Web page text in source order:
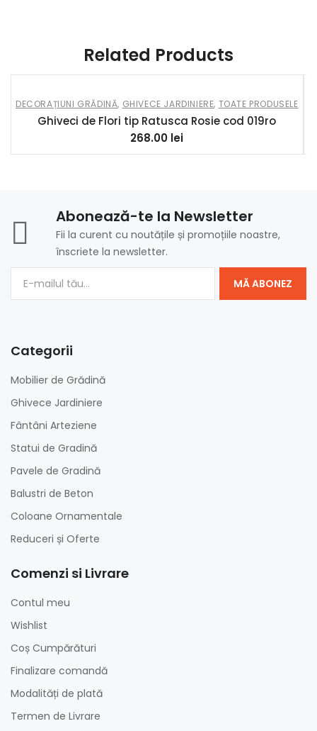
Related Products
DECORAȚIUNI GRĂDINĂ, GHIVECE JARDINIERE, TOATE PRODUSELE
Ghiveci de Flori tip Ratusca Rosie cod 019ro
268.00 lei
Abonează-te la Newsletter
Fii la curent cu noutățile și promoțiile noastre,
înscriete la newsletter.
MĂ ABONEZ
Categorii
Mobilier de Grădină
Ghivece Jardiniere
Fântâni Arteziene
Statui de Gradină
Pavele de Gradină
Balustri de Beton
Coloane Ornamentale
Reduceri și Oferte
Comenzi si Livrare
Contul meu
Wishlist
Coș Cumpărături
Finalizare comandă
Modalități de plată
Termen de Livrare